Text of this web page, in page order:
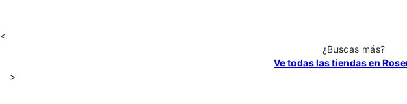
<
¿Buscas más?
Ve todas las tiendas en
>